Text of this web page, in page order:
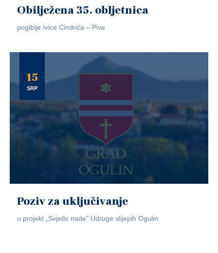
Obilježena 35. obljetnica
pogibije Ivice Cindrića – Pive
15
SRP
Poziv za uključivanje
u projekt „Svjetlo nade” Udruge slijepih Ogulin